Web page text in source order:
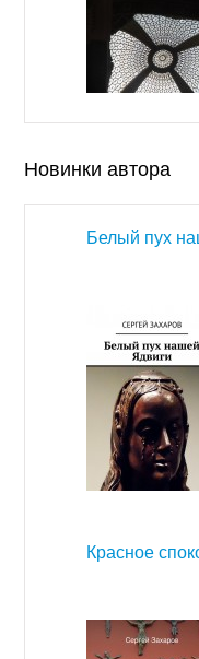
Новинки автора
Белый пух
Красное